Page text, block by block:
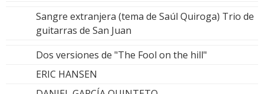
Sangre extranjera (tema de Saúl Quiroga) Trio de
guitarras de San Juan
Dos versiones de "The Fool on the hill"
ERIC HANSEN